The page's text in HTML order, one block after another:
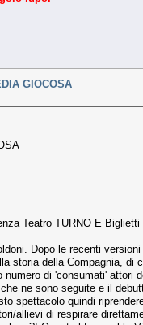
GIOCOSA
Teatro TURNO E Biglietti
Dopo le recenti
storia della Compagnia,
di 'consumati'
ne sono seguite e il
spettacolo quindi
allievi di respirare